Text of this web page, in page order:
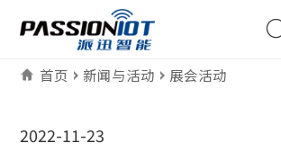
首页 新闻与活动 展会活动
2022-11-23